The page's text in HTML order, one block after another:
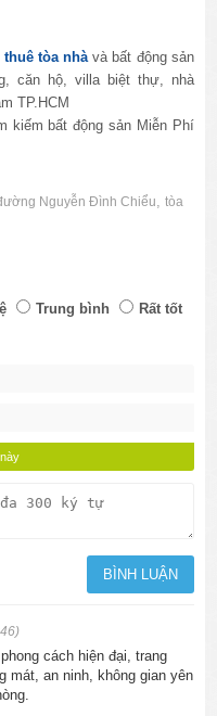
thuê tòa nhàvà bất động sản
căn hộ, villa biệt thự, nhà
TP.HCM
kiếm bất động sản Miễn Phí
Nguyễn Đình Chiểu,tòa
Trung bình
Rất tốt
cách hiện đại, trang
mát, an ninh, không gian yên